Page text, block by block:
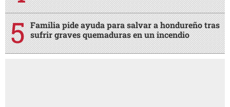
Familia pide ayuda para salvar a hondureño tras
sufrir graves quemaduras en un incendio